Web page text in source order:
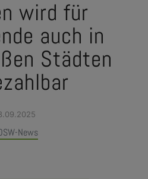
wird für
auch in
Städten
News